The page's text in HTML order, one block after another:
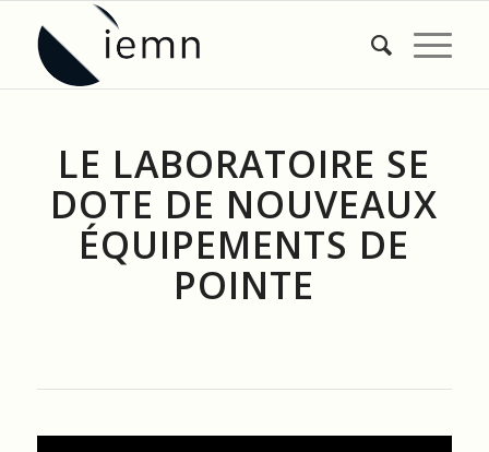
LE LABORATOIRE SE
DOTE DE NOUVEAUX
ÉQUIPEMENTS DE
POINTE